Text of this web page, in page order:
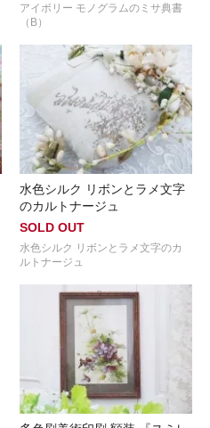
アイボリー モノグラムのミサ典書
（B）
水色シルク リボンとラメ文字
のカルトナージュ
SOLD OUT
水色シルク リボンとラメ文字のカ
ルトナージュ